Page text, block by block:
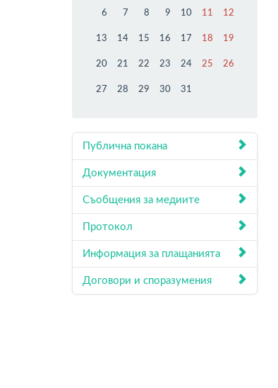
6 7 8 9 10 11 12
13 14 15 16 17 18 19
20 21 22 23 24 25 26
27 28 29 30 31
Публична покана
Документация
Съобщения за медиите
Протокол
Информация за плащанията
Договори и споразумения